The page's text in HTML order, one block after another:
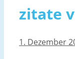
zitate
1. Dezember